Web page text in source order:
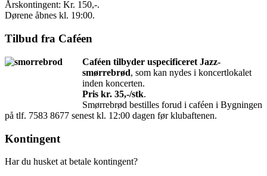
Årskontingent: Kr. 150,-.
Dørene åbnes kl. 19:00.
Tilbud fra Caféen
Caféen tilbyder uspecificeret Jazz-
smørrebrød, som kan nydes i koncertlokalet
inden koncerten.
Pris kr. 35,-/stk.
Smørrebrød bestilles forud i caféen i Bygningen
på tlf. 7583 8677 senest kl. 12:00 dagen før klubaftenen.
Kontingent
Har du husket at betale kontingent?